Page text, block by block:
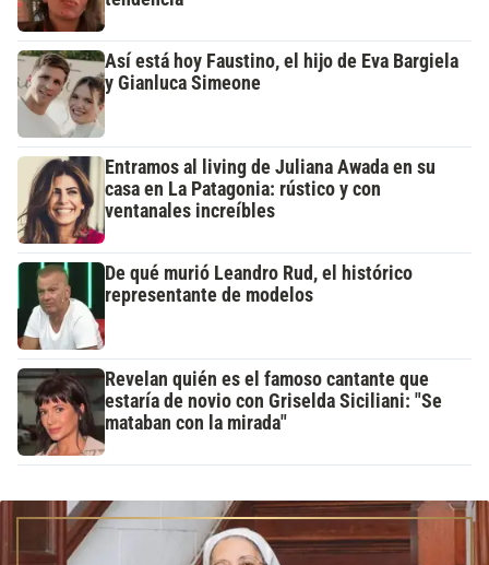
Así está hoy Faustino, el hijo de Eva Bargiela
y Gianluca Simeone
Entramos al living de Juliana Awada en su
casa en La Patagonia: rústico y con
ventanales increíbles
De qué murió Leandro Rud, el histórico
representante de modelos
Revelan quién es el famoso cantante que
estaría de novio con Griselda Siciliani: "Se
mataban con la mirada"